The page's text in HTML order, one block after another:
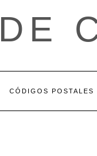
CÓDIGOS POSTALES